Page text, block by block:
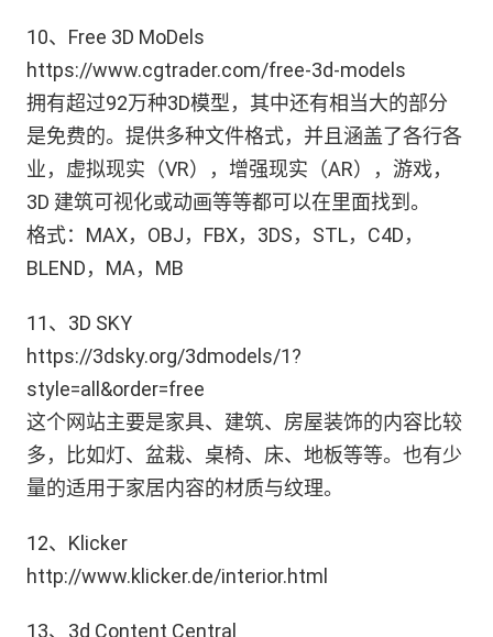
10、Free 3D MoDels
https://www.cgtrader.com/free-3d-models
拥有超过92万种3D模型，其中还有相当大的部分
是免费的。提供多种文件格式，并且涵盖了各行各
业，虚拟现实（VR），增强现实（AR），游戏，
3D 建筑可视化或动画等等都可以在里面找到。
格式：MAX，OBJ，FBX，3DS，STL，C4D，
BLEND，MA，MB
11、3D SKY
https://3dsky.org/3dmodels/1?
style=all&order=free
这个网站主要是家具、建筑、房屋装饰的内容比较
多，比如灯、盆栽、桌椅、床、地板等等。也有少
量的适用于家居内容的材质与纹理。
12、Klicker
http://www.klicker.de/interior.html
13、3d Content Central